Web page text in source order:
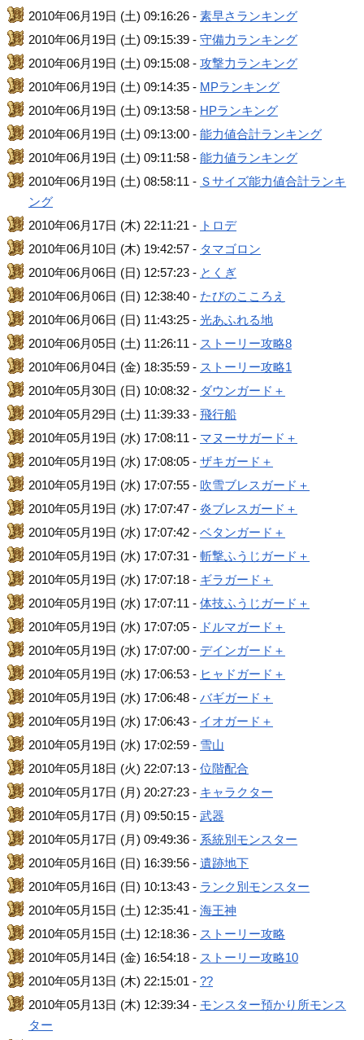
2010年06月19日 (土) 09:16:26 -素早さランキング
2010年06月19日 (土) 09:15:39 -守備力ランキング
2010年06月19日 (土) 09:15:08 -攻撃力ランキング
2010年06月19日 (土) 09:14:35 - MPランキング
2010年06月19日 (土) 09:13:58 - HPランキング
2010年06月19日 (土) 09:13:00 -能力値合計ランキング
2010年06月19日 (土) 09:11:58 -能力値ランキング
2010年06月19日 (土) 08:58:11 - Ｓサイズ能力値合計ランキ
ング
2010年06月17日 (木) 22:11:21 - トロデ
2010年06月10日 (木) 19:42:57 - タマゴロン
2010年06月06日 (日) 12:57:23 - とくぎ
2010年06月06日 (日) 12:38:40 - たびのこころえ
2010年06月06日 (日) 11:43:25 -光あふれる地
2010年06月05日 (土) 11:26:11 - ストーリー攻略8
2010年06月04日 (金) 18:35:59 - ストーリー攻略1
2010年05月30日 (日) 10:08:32 - ダウンガード＋
2010年05月29日 (土) 11:39:33 -飛行船
2010年05月19日 (水) 17:08:11 - マヌーサガード＋
2010年05月19日 (水) 17:08:05 -ザキガード＋
2010年05月19日 (水) 17:07:55 - 吹雪ブレスガード＋
2010年05月19日 (水) 17:07:47 -炎ブレスガード＋
2010年05月19日 (水) 17:07:42 -ベタンガード＋
2010年05月19日 (水) 17:07:31 -斬撃ふうじガード＋
2010年05月19日 (水) 17:07:18 - ギラガード＋
2010年05月19日 (水) 17:07:11 -体技ふうじガード＋
2010年05月19日 (水) 17:07:05 - ドルマガード＋
2010年05月19日 (水) 17:07:00 - デインガード＋
2010年05月19日 (水) 17:06:53 - ヒャドガード＋
2010年05月19日 (水) 17:06:48 -バギガード＋
2010年05月19日 (水) 17:06:43 - イオガード＋
2010年05月19日 (水) 17:02:59 - 雪山
2010年05月18日 (火) 22:07:13 -位階配合
2010年05月17日 (月) 20:27:23 - キャラクター
2010年05月17日 (月) 09:50:15 -武器
2010年05月17日 (月) 09:49:36 - 系統別モンスター
2010年05月16日 (日) 16:39:56 -遺跡地下
2010年05月16日 (日) 10:13:43 - ランク別モンスター
2010年05月15日 (土) 12:35:41 -海王神
2010年05月15日 (土) 12:18:36 - ストーリー攻略
2010年05月14日 (金) 16:54:18 - ストーリー攻略10
2010年05月13日 (木) 22:15:01 -??
2010年05月13日 (木) 12:39:34 - モンスター預かり所モンス
ター